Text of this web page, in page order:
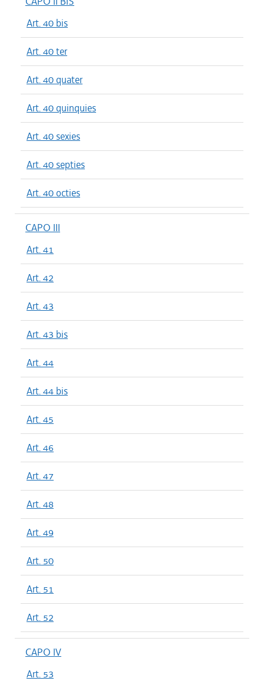
Art. 40 bis
Art. 40 ter
Art. 40 quater
Art. 40 quinquies
Art. 40 sexies
Art. 40 septies
Art. 40 octies
CAPO III
Art. 41
Art. 42
Art. 43
Art. 43 bis
Art. 44
Art. 44 bis
Art. 45
Art. 46
Art. 47
Art. 48
Art. 49
Art. 50
Art. 51
Art. 52
CAPO IV
Art. 53